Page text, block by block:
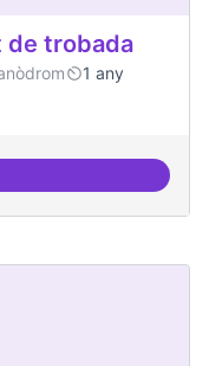
de trobada
1 any
que sigui punt de